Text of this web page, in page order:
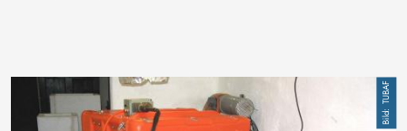
Image TUBAF